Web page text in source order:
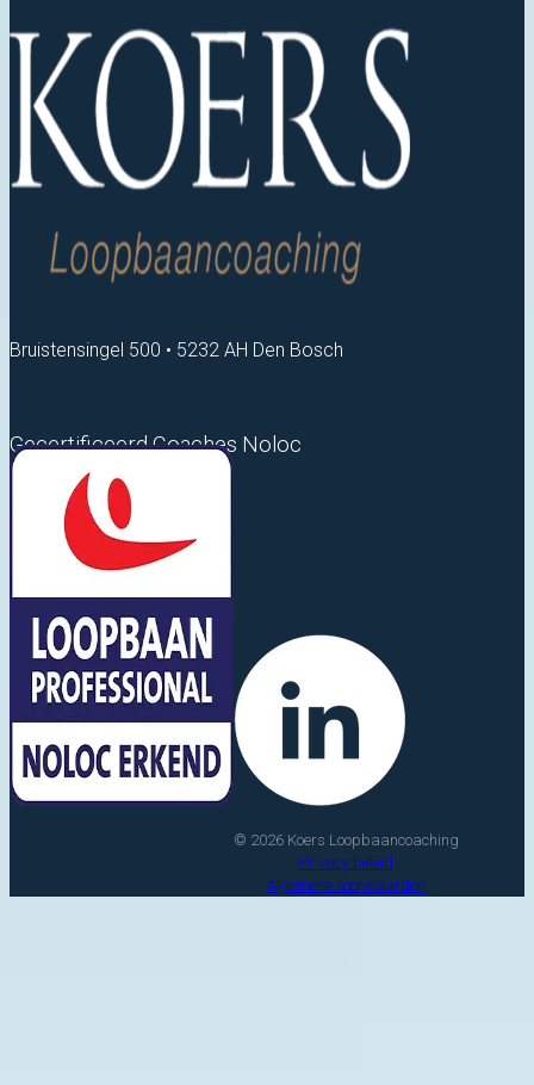
Bruistensingel 500 • 5232 AH Den Bosch
Gecertificeerd Coaches Noloc
© 2026 Koers Loopbaancoaching
Privacy beleid
Algemene voorwaarden